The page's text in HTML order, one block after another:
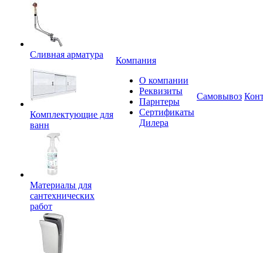
Сливная арматура
Комплектующие для
ванн
Материалы для
сантехнических
работ
Компания
О компании
Реквизиты
Парнтеры
Сертификаты
Дилера
Самовывоз